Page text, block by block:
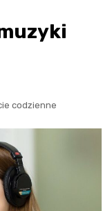
codzienne